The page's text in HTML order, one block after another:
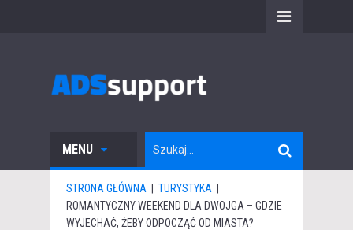
MENU
STRONA GŁÓWNA TURYSTYKA
ROMANTYCZNY WEEKEND DLA DWOJGA – GDZIE
WYJECHAĆ, ŻEBY ODPOCZĄĆ OD MIASTA?